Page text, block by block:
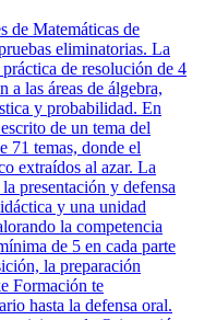
de Matemáticas de
eliminatorias. La
de resolución de 4
a las áreas de álgebra,
y probabilidad. En
de un tema del
71 temas, donde el
extraídos al azar. La
presentación y defensa
y una unidad
la competencia
de 5 en cada parte
la preparación
Formación te
hasta la defensa oral.